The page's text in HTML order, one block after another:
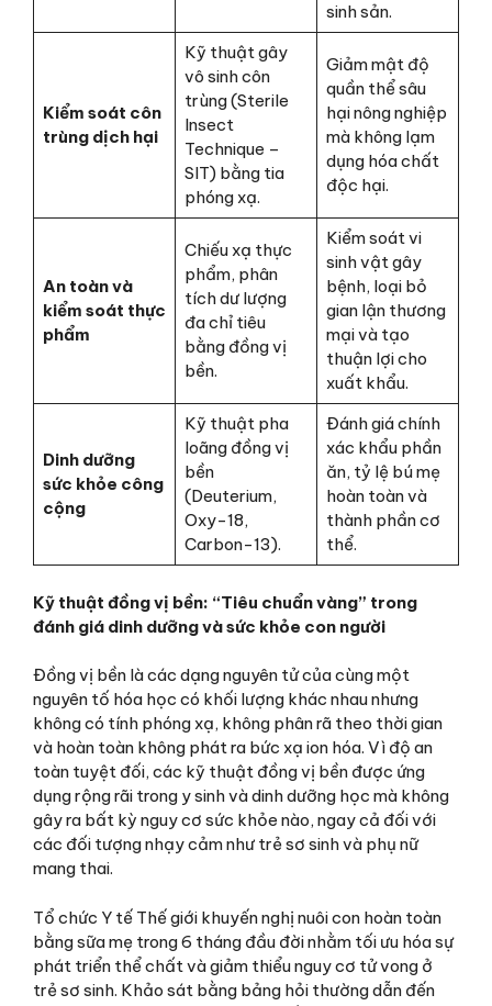
sinh sản.
Kiểm soát côn
trùng dịch hại
Kỹ thuật gây
vô sinh côn
trùng (Sterile
Insect
Technique –
SIT) bằng tia
phóng xạ.
Giảm mật độ
quần thể sâu
hại nông nghiệp
mà không lạm
dụng hóa chất
độc hại.
An toàn và
kiểm soát thực
phẩm
Chiếu xạ thực
phẩm, phân
tích dư lượng
đa chỉ tiêu
bằng đồng vị
bền.
Kiểm soát vi
sinh vật gây
bệnh, loại bỏ
gian lận thương
mại và tạo
thuận lợi cho
xuất khẩu.
Dinh dưỡng
sức khỏe công
cộng
Kỹ thuật pha
loãng đồng vị
bền
(Deuterium,
Oxy-18,
Carbon-13).
Đánh giá chính
xác khẩu phần
ăn, tỷ lệ bú mẹ
hoàn toàn và
thành phần cơ
thể.
Kỹ thuật đồng vị bền: “Tiêu chuẩn vàng” trong
đánh giá dinh dưỡng và sức khỏe con người
Đồng vị bền là các dạng nguyên tử của cùng một
nguyên tố hóa học có khối lượng khác nhau nhưng
không có tính phóng xạ, không phân rã theo thời gian
và hoàn toàn không phát ra bức xạ ion hóa. Vì độ an
toàn tuyệt đối, các kỹ thuật đồng vị bền được ứng
dụng rộng rãi trong y sinh và dinh dưỡng học mà không
gây ra bất kỳ nguy cơ sức khỏe nào, ngay cả đối với
các đối tượng nhạy cảm như trẻ sơ sinh và phụ nữ
mang thai.
Tổ chức Y tế Thế giới khuyến nghị nuôi con hoàn toàn
bằng sữa mẹ trong 6 tháng đầu đời nhằm tối ưu hóa sự
phát triển thể chất và giảm thiểu nguy cơ tử vong ở
trẻ sơ sinh. Khảo sát bằng bảng hỏi thường dẫn đến